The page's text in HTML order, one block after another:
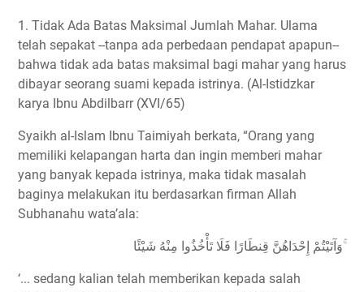
1. Tidak Ada Batas Maksimal Jumlah Mahar. Ulama
telah sepakat --tanpa ada perbedaan pendapat apapun--
bahwa tidak ada batas maksimal bagi mahar yang harus
dibayar seorang suami kepada istrinya. (Al-Istidzkar
karya Ibnu Abdilbarr (XVI/65)
Syaikh al-Islam Ibnu Taimiyah berkata, “Orang yang
memiliki kelapangan harta dan ingin memberi mahar
yang banyak kepada istrinya, maka tidak masalah
baginya melakukan itu berdasarkan firman Allah
Subhanahu wata’ala:
وَآتَيْتُمْ إِحْدَاهُنَّ قِنطَارًا فَلَا تَأْخُذُوا مِنْهُ شَيْئًا ۚ
‘... sedang kalian telah memberikan kepada salah